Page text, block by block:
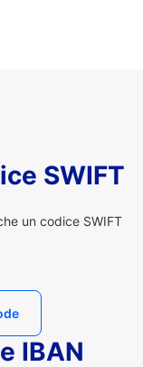
SWIFT
un codice SWIFT
IBAN